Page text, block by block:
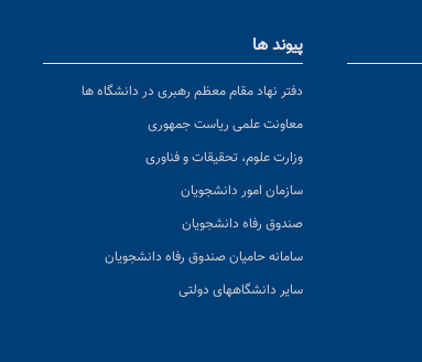
پیوند ها
دفتر نهاد مقام معظم رهبری در دانشگاه ها
معاونت علمی ریاست جمهوری
وزارت علوم، تحقیقات و فناوری
سازمان امور دانشجویان
صندوق رفاه دانشجویان
سامانه حامیان صندوق رفاه دانشجویان
سایر دانشگاههای دولتی